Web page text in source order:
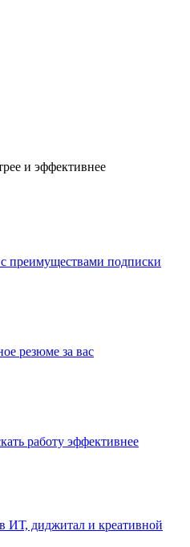
и эффективнее
преимуществами подписки
резюме за вас
работу эффективнее
ИТ, диджитал и креативной